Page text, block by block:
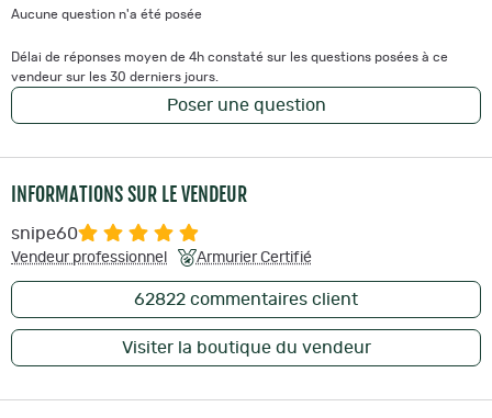
Aucune question n'a été posée
Délai de réponses moyen de 4h constaté sur les questions posées à ce
vendeur sur les 30 derniers jours.
Poser une question
INFORMATIONS SUR LE VENDEUR
snipe60
Vendeur professionnel Armurier Certifié
62822 commentaires client
Visiter la boutique du vendeur